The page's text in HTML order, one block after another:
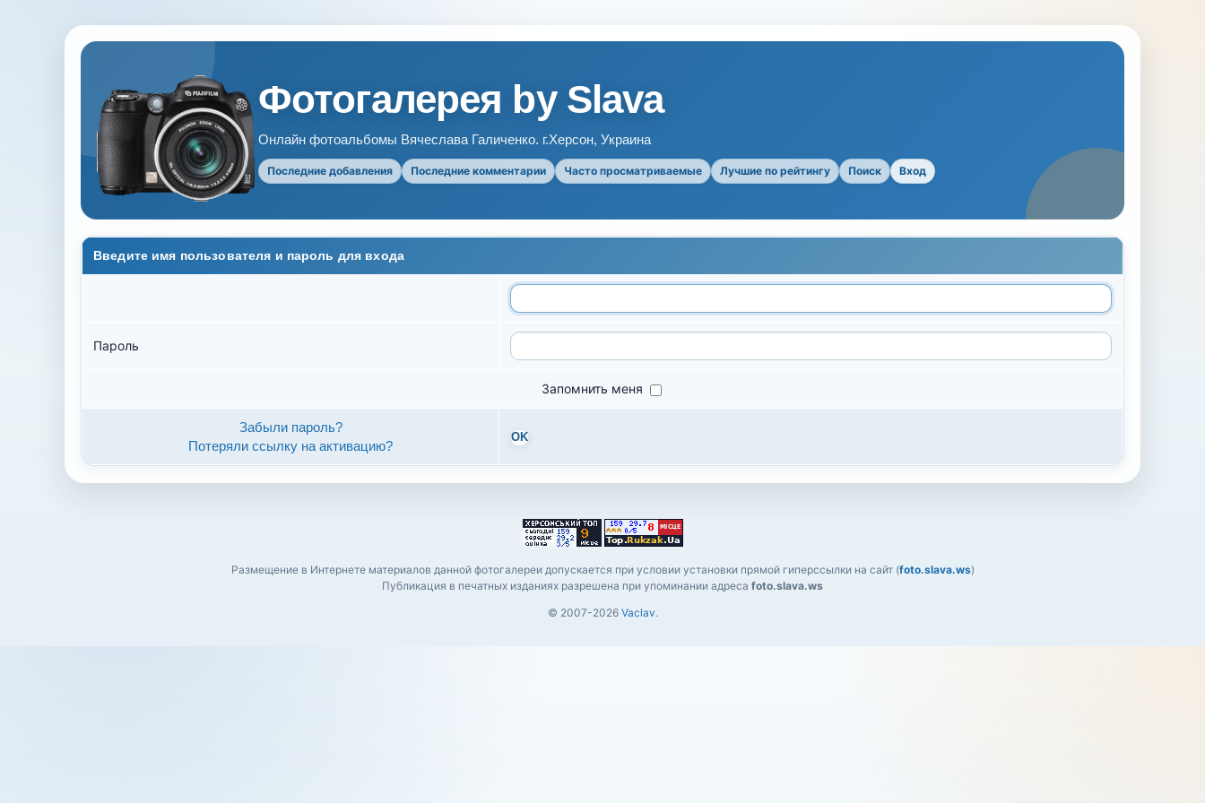
Фотогалерея by Slava
Онлайн фотоальбомы Вячеслава Галиченко. г.Херсон, Украина
Последние добавления Последние комментарии Часто просматриваемые Лучшие по рейтингу Поиск Вход
Введите имя пользователя и пароль для входа
Пароль
Запомнить меня
Забыли пароль?
Потеряли ссылку на активацию?
OK
Размещение в Интернете материалов данной фотогалереи допускается при условии установки прямой гиперссылки на сайт (foto.slava.ws)
Публикация в печатных изданиях разрешена при упоминании адреса foto.slava.ws
© 2007-2026 Vaclav.